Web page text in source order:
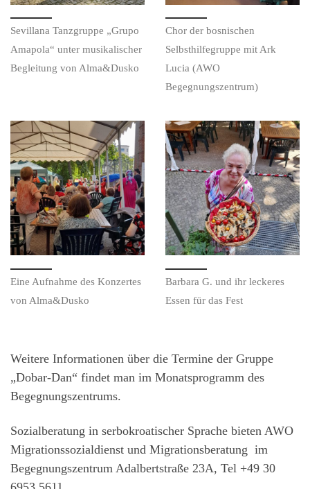
Sevillana Tanzgruppe „Grupo
Amapola“ unter musikalischer
Begleitung von Alma&Dusko
Chor der bosnischen
Selbsthilfegruppe mit Ark
Lucia (AWO
Begegnungszentrum)
Eine Aufnahme des Konzertes
von Alma&Dusko
Barbara G. und ihr leckeres
Essen für das Fest
Weitere Informationen über die Termine der Gruppe
„Dobar-Dan“ findet man im Monatsprogramm des
Begegnungszentrums.
Sozialberatung in serbokroatischer Sprache bieten AWO
Migrationssozialdienst und Migrationsberatung im
Begegnungszentrum Adalbertstraße 23A, Tel +49 30